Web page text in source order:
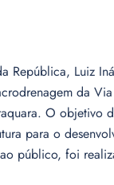
República, Luiz
da Via
O objetivo
para o
público, foi